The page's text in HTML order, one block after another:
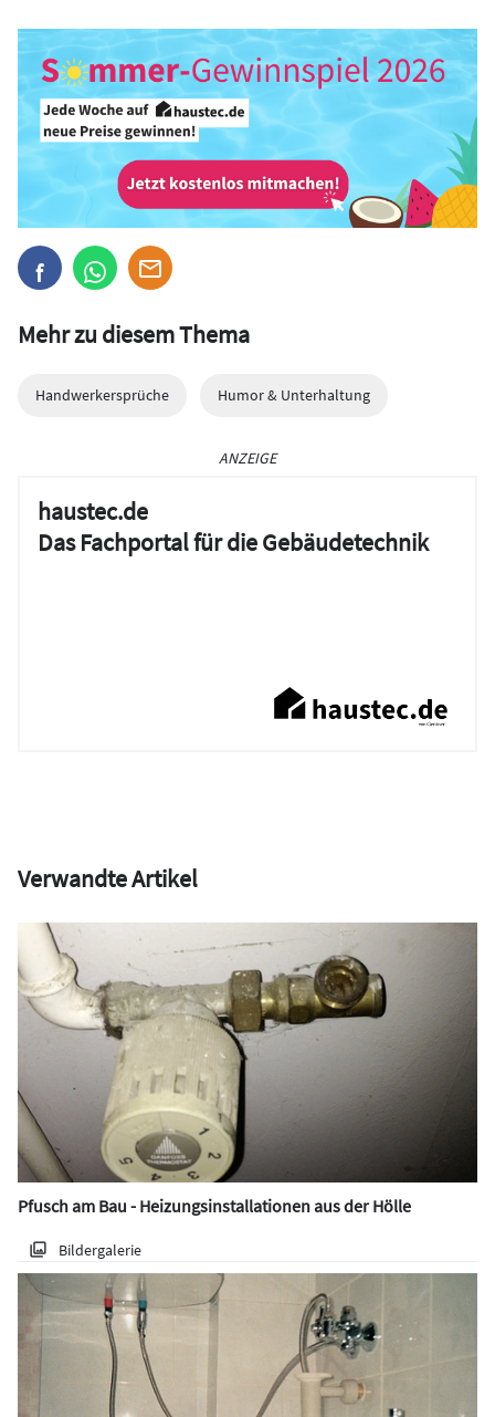
Mehr zu diesem Thema
Handwerkersprüche Humor & Unterhaltung
ANZEIGE
haustec.de
Das Fachportal für die Gebäudetechnik
Verwandte Artikel
Pfusch am Bau - Heizungsinstallationen aus der Hölle
Bildergalerie